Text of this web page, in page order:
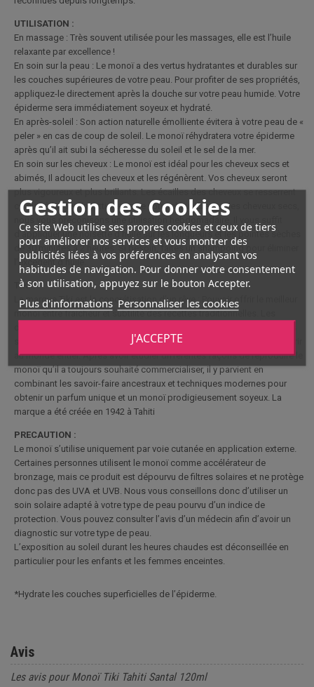
Gestion des Cookies
Ce site Web utilise ses propres cookies et ceux de tiers
pour améliorer nos services et vous montrer des
publicités liées à vos préférences en analysant vos
habitudes de navigation. Pour donner votre consentement
à son utilisation, appuyez sur le bouton Accepter.
Plus d'informations Personnaliser les cookies
J'ACCEPTE
UTILISATION :
En massage : Très souvent utilisée pour les massages, elle est l’huile
relaxante par excellence !
En soin sur la peau : Le monoï a des vertus hydratantes et durables sur
les couches supérieures de votre peau. Pour profiter de ses propriétés,
appliquez-le directement après la douche sur votre peau humide. Votre
épiderme sera immédiatement soyeux et hydraté.
En après-soleil : Son action naturelle émolliente évitera à votre peau de «
peler » en cas de coup de soleil. Le monoï réhydratera votre épiderme
après qu’il ait subi la sécheresse du soleil et le sel de la mer.
En soin sur les cheveux : Le monoï est idéal pour les cheveux secs et
abimés, Il adoucit les cheveux et les régénèrent. Vos cheveux seront
plus vigoureux et plus brillants. Les écailles des cheveux se resserrent
ce qui réduit les frisottis et gaine votre chevelure. Sur les cheveux secs,
d’appliquer une noisette d’huile sur les longueurs et les pointes sèches
de 30 minutes à 2 heures. Si besoin, faites un shampoing pour éliminer
l’excédent d’huile.
TIKI :
La marque Tiki est la concrétisation d’un rêve : Pouvoir offrir le meilleur
monoï entre fraicheur et subtilité des recettes traditionnelles. Les
son enfance et c’est précisément ces fragrances qu’ils a souhaité offrir
au monde entier. Après avoir étudier différentes façons de reproduire le
monoï qu’il a toujours souhaité commercialiser, il y parvient en
combinant les savoir-faire ancestraux et techniques modernes pour
obtenir un parfum unique et un monoï prodigieusement soyeux. La
marque a été créée en 1942 à Tahiti
PRECAUTION :
Le monoï s’utilise uniquement par voie cutanée en application externe.
Certaines personnes utilisent le monoï comme accélérateur de
bronzage, mais ce produit est dépourvu de filtres solaires et ne protège
donc pas des UVA et UVB. Nous vous conseillons donc d’utiliser un
soin solaire adapté à votre type de peau pourvu d’un indice de
protection. Vous pouvez consulter l’avis d’un médecin afin d’avoir un
diagnostic sur votre type de peau.
L’exposition au soleil durant les heures chaudes est déconseillée en
particulier pour les enfants et les femmes enceintes.
*Hydrate les couches superficielles de l’épiderme.
Avis
Les avis pour Monoï Tiki Tahiti Santal 120ml